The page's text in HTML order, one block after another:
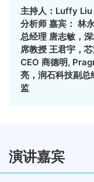
主持人：Luffy
分析师 嘉宾： 林
总经理 唐志敏，
席教授 王君宇，
CEO 商德明,
亮，润石科技副
监
演讲嘉宾